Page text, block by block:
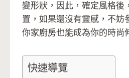
變形狀，因此，確定風格後
置，如果還沒有靈感，不妨
你家廚房也能成為你的時尚
快速導覽